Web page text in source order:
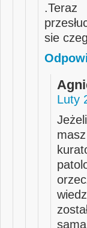
sie
Luty